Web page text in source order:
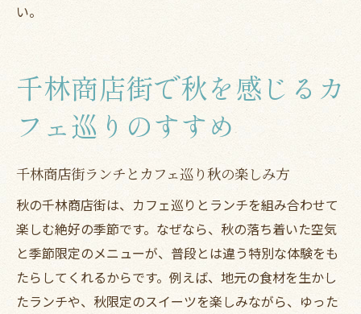
い。
千林商店街で秋を感じるカ
フェ巡りのすすめ
千林商店街ランチとカフェ巡り秋の楽しみ方
秋の千林商店街は、カフェ巡りとランチを組み合わせて
楽しむ絶好の季節です。なぜなら、秋の落ち着いた空気
と季節限定のメニューが、普段とは違う特別な体験をも
たらしてくれるからです。例えば、地元の食材を生かし
たランチや、秋限定のスイーツを楽しみながら、ゆった